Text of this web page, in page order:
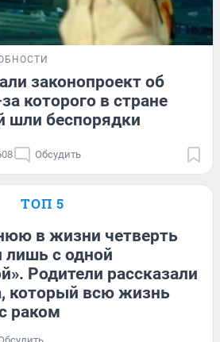
законопроект об
которого в стране
шли беспорядки
Обсудить
ТОП 5
в жизни четверть
лишь с одной
Родители рассказали
который всю жизнь
раком